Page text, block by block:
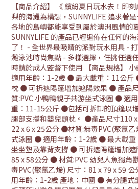
【商品介紹】 《 繽紛夏日玩水去！即
梨的海灘為構想，SUNNYLIFE 追求著
各地的島嶼都能享受到屬於澳洲風情的
SUNNYLIFE 的產品已經遍佈在任何的
了！ - 全世界最吸睛的派對玩水用具 -
灘泳池時尚焦點 - 多樣選擇，任挑任選
時請於成人監督下使用 【商品規格】
適用年齡：1-2歲 ● 最大載重：11公斤
枕 ● 可拆遮陽篷增加遮陽效果 ● 產品
質:PVC 小鴨鴨親子共游坐式泳圈 ● 適
重：11-15公斤 ●包括可拆卸的頂篷以
腿部支撐和嬰兒頭枕。 ●產品尺寸110
22 x 6 x 25公分 ●材質:無毒PVC(聚氯
式泳圈 ● 適用年齡：1-2歲 ● 最大載
坐坐墊及靠背支撐 ● 可拆遮陽篷增加
85 x 58公分 ● 材質:PVC 幼兒人魚獨角
毒PVC(聚氯乙烯) 尺寸：81 x 79 x 59
用年齡：1-2歲 產地：中國 ● 有分腿